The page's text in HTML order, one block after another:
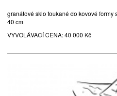
granátové sklo foukané do kovové formy
40 cm
VYVOLÁVACÍ CENA:40 000 Kč